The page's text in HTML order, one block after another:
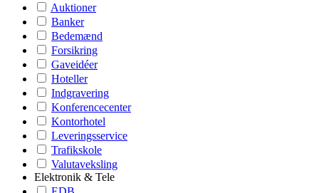
Auktioner
Banker
Bedemænd
Forsikring
Gaveidéer
Hoteller
Indgravering
Konferencecenter
Kontorhotel
Leveringsservice
Trafikskole
Valutaveksling
Elektronik & Tele